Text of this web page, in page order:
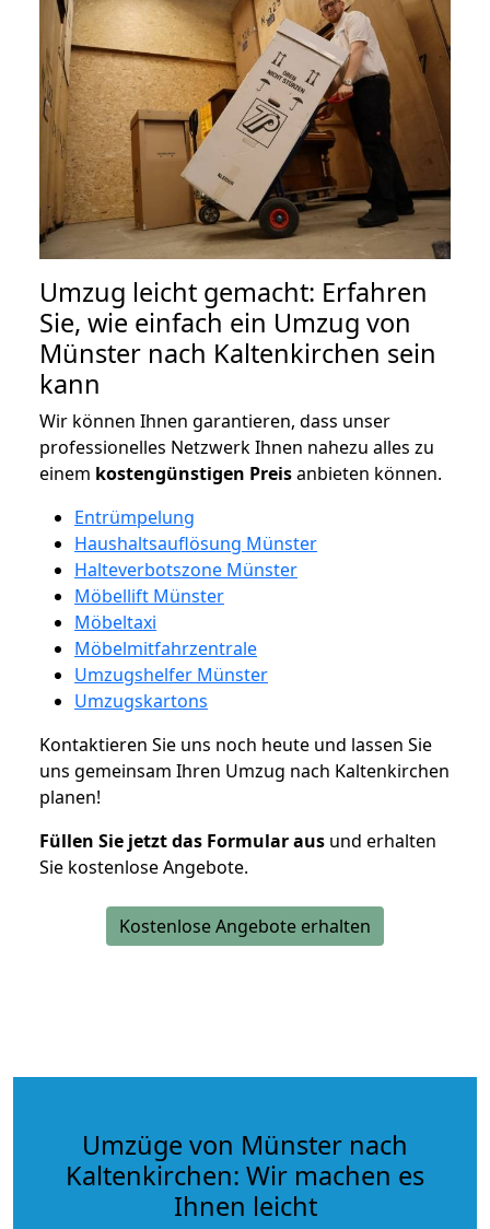
Umzug leicht gemacht: Erfahren
Sie, wie einfach ein Umzug von
Münster nach Kaltenkirchen sein
kann
Wir können Ihnen garantieren, dass unser
professionelles Netzwerk Ihnen nahezu alles zu
einem kostengünstigen Preisanbieten können.
Entrümpelung
Haushaltsauflösung Münster
Halteverbotszone Münster
Möbellift Münster
Möbeltaxi
Möbelmitfahrzentrale
Umzugshelfer Münster
Umzugskartons
Kontaktieren Sie uns noch heute und lassen Sie
uns gemeinsam Ihren Umzug nach Kaltenkirchen
planen!
Füllen Sie jetzt das Formular aus und erhalten
Sie kostenlose Angebote.
Kostenlose Angebote erhalten
Umzüge von Münster nach
Kaltenkirchen: Wir machen es
Ihnen leicht